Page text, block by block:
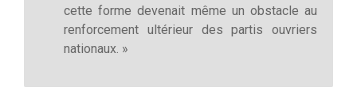
cette forme devenait même un obstacle au
renforcement ultérieur des partis ouvriers
nationaux. »